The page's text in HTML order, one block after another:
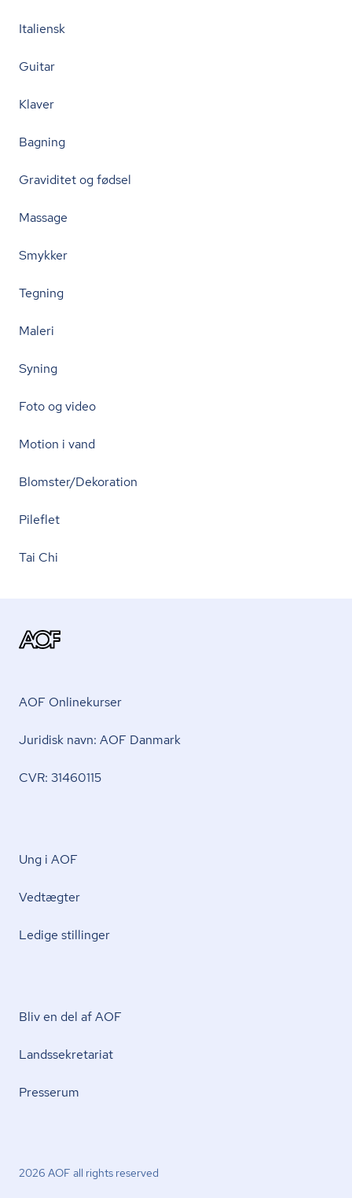
Italiensk
Guitar
Klaver
Bagning
Graviditet og fødsel
Massage
Smykker
Tegning
Maleri
Syning
Foto og video
Motion i vand
Blomster/Dekoration
Pileflet
Tai Chi
AOF Onlinekurser
Juridisk navn: AOF Danmark
CVR: 31460115
Ung i AOF
Vedtægter
Ledige stillinger
Bliv en del af AOF
Lands­se­kre­ta­ri­at
Presserum
2026 AOF all rights reserved